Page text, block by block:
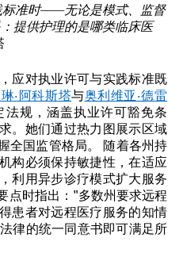
标准时——无论是模式、监督
提供护理的是哪类临床医
应对执业许可与实践标准既
·阿科斯塔与奥利维亚·德雷
规，涵盖执业许可豁免条
。她们通过热力图展示区域
全国监管格局。 随着各州持
构必须保持敏捷性，在适应
利用异步诊疗模式扩大服务
点时指出："多数州要求远程
患者对远程医疗服务的知情
律的统一同意书即可满足所